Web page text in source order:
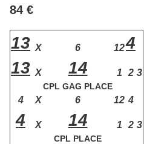
84 €
13 X 6 124
13 X 14 1 2 3
CPL GAG PLACE
4 X 6 12 4
4 X 14 1 2 3
CPL PLACE